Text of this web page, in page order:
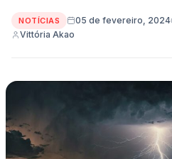
NOTÍCIAS 05 de fevereiro, 2024
Vittória Akao